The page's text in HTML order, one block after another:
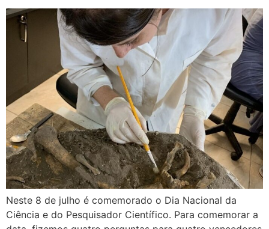
Neste 8 de julho é comemorado o Dia Nacional da
Ciência e do Pesquisador Científico. Para comemorar a